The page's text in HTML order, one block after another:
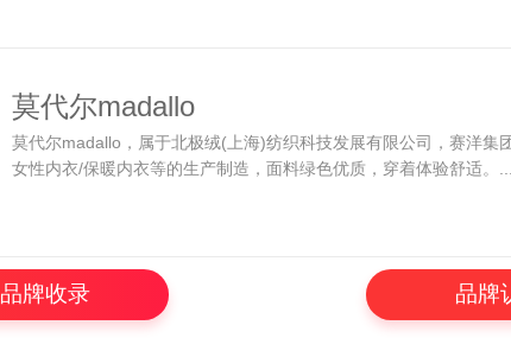
莫代尔madallo
莫代尔madallo，属于北极绒(上海)纺织科技发展有限公司，赛洋集
女性内衣/保暖内衣等的生产制造，面料绿色优质，穿着体验舒适。...
品牌收录 品牌